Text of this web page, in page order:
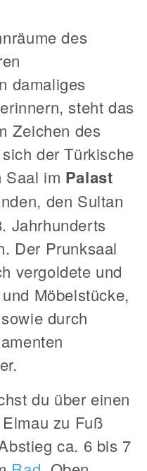
des
damaliges
steht das
Zeichen des
der Türkische
Saal im Palast
den Sultan
Jahrhunderts
Der Prunksaal
vergoldete und
Möbelstücke,
durch
du über einen
zu Fuß
ca. 6 bis 7